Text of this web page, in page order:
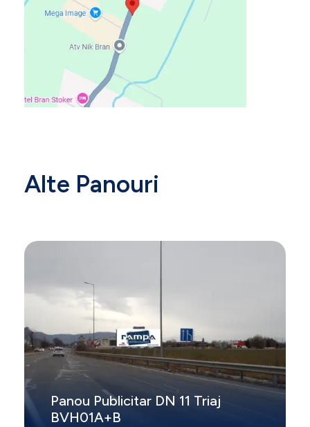
Alte Panouri
Panou Publicitar DN 11 Triaj
BVH01A+B